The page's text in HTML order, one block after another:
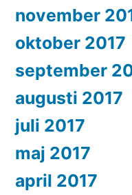
november
oktober 2017
september
augusti 2017
juli 2017
maj 2017
april 2017